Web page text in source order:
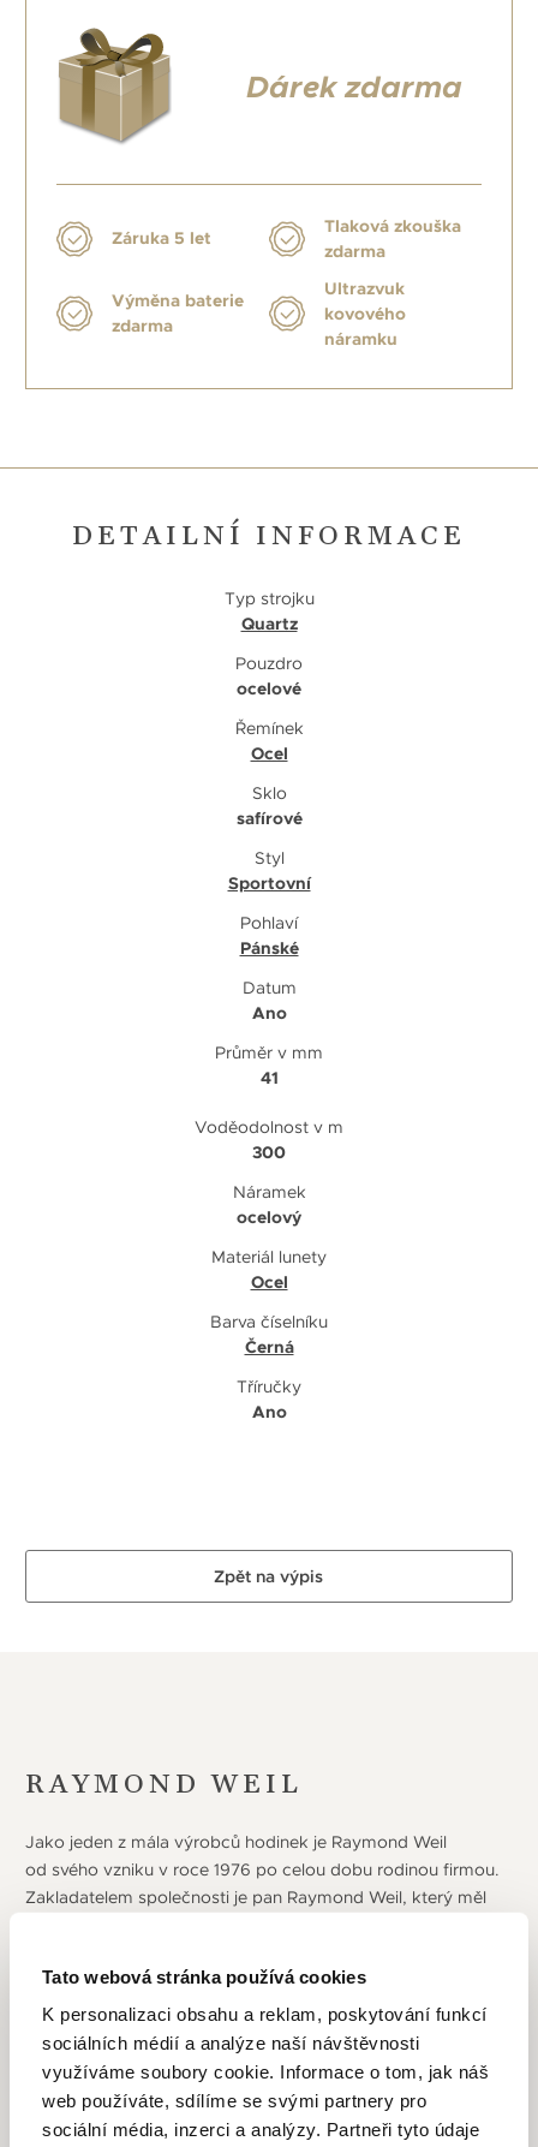
Tato webová stránka používá cookies
K personalizaci obsahu a reklam, poskytování funkcí
sociálních médií a analýze naší návštěvnosti
využíváme soubory cookie. Informace o tom, jak náš
web používáte, sdílíme se svými partnery pro
sociální média, inzerci a analýzy. Partneři tyto údaje
Dárek zdarma
Záruka 5 let
Tlaková zkouška
zdarma
Výměna baterie
zdarma
Ultrazvuk
kovového
náramku
DETAILNÍ INFORMACE
Typ strojku
Quartz
Pouzdro
ocelové
Řemínek
Ocel
Sklo
safírové
Styl
Sportovní
Pohlaví
Pánské
Datum
Ano
Průměr v mm
41
Voděodolnost v m
300
Náramek
ocelový
Materiál lunety
Ocel
Barva číselníku
Černá
Tříručky
Ano
Zpět na výpis
RAYMOND WEIL
Jako jeden z mála výrobců hodinek je Raymond Weil
od svého vzniku v roce 1976 po celou dobu rodinou firmou.
Zakladatelem společnosti je pan Raymond Weil, který měl
ze světa umění a hudby, například Toccata, Tango nebo
Amadeus vydaná v roce 1983, která je pojmenovaná podle
rakouského skladatele Amadea Mozarta. Roku 2006
ve firmě začíná pracovat již třetí generace, která dala podnět
k vzniku nových modelových řad. První je hi-tech řada
Nabucco pro muže a druhou je řada Freelancer. O rok